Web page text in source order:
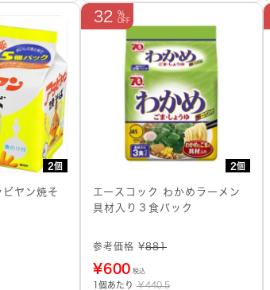
2個
ヤン焼そ
2個
32
エースコック わかめラーメン
具材入り３食パック
参考価格 ¥881
¥600 税込
1個あたり ￥440.5